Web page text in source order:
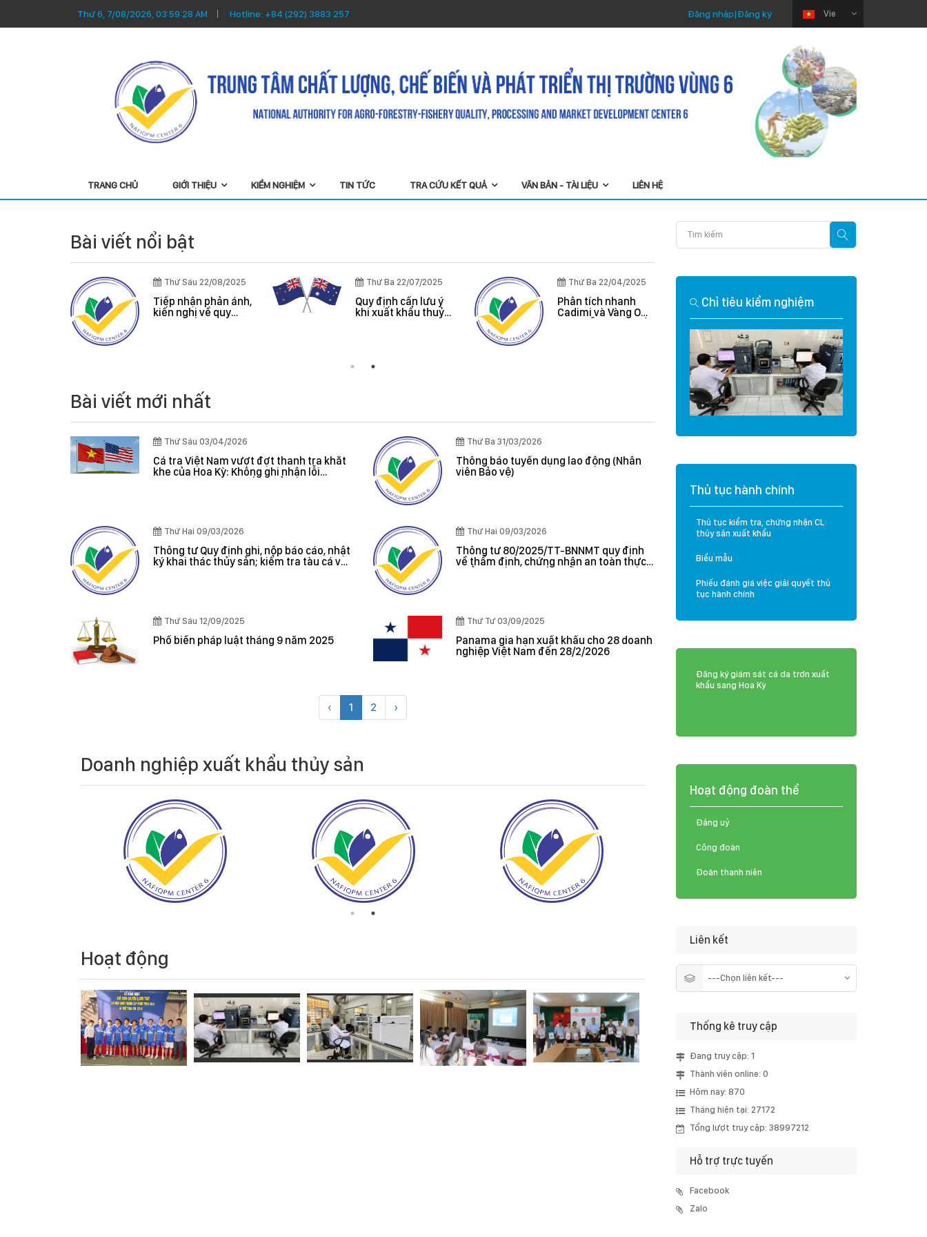
Thứ 6, 7/08/2026, 03:59:28 AM Hotline: +84 (292) 3883 257 Vie
Đăng nhập|Đăng ký
TRANG CHỦ GIỚI THIỆU KIỂM NGHIỆM TIN TỨC TRA CỨU KẾT QUẢ VĂN BẢN - TÀI LIỆU LIÊN HỆ
Bài viết nổi bật
Thứ Ba 22/04/2025
Phân tích nhanh
Cadimi và Vàng O
trên mẫu Mít và Sầu
Riêng
Thứ Sáu 03/04/2026
Cá tra Việt Nam
thống kiểm soát
Thứ Sáu 22/08/2025
Tiếp nhận phản ánh,
kiến nghị về quy
định hành chính
Quy định cần lưu ý
khi xuất khẩu thuỷ
sản vào thị trường
Úc và New Zealand
Bài viết mới nhất
Thứ Sáu 03/04/2026
Cá tra Việt Nam vượt đợt thanh tra khắt
khe của Hoa Kỳ: Không ghi nhận lỗi
Thứ Ba 31/03/2026
Thông báo tuyển dụng lao động (Nhân
viên Bảo vệ)
Thứ Hai 09/03/2026
Thông tư Quy định ghi, nộp báo cáo, nhật
ký khai thác thủy sản; kiểm tra tàu cá và
Thứ Hai 09/03/2026
Thông tư 80/2025/TT-BNNMT quy định
về thẩm định, chứng nhận an toàn thực
Thứ Sáu 12/09/2025
Phổ biến pháp luật tháng 9 năm 2025
Thứ Tư 03/09/2025
Panama gia hạn xuất khẩu cho 28 doanh
nghiệp Việt Nam đến 28/2/2026
‹ 1 2 ›
Doanh nghiệp xuất khẩu thủy sản
Hoạt động
Chỉ tiêu kiểm nghiệm
Thủ tục hành chính
Thủ tục kiểm tra, chứng nhận CL
thủy sản xuất khẩu
Biểu mẫu
Phiếu đánh giá việc giải quyết thủ
tục hành chính
Đăng ký giám sát cá da trơn xuất
khẩu sang Hoa Kỳ
Hoạt động đoàn thể
Đảng uỷ
Công đoàn
Đoàn thanh niên
Liên kết
Thống kê truy cập
Đang truy cập: 1
Thành viên online: 0
Hôm nay: 870
Tháng hiện tại: 27172
Tổng lượt truy cập: 38997212
Hỗ trợ trực tuyến
Facebook
Zalo